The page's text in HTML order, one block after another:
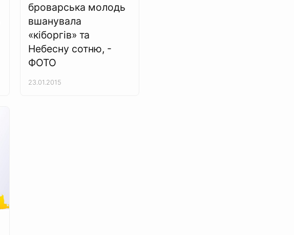
броварська молодь
вшанувала
«кіборгів» та
Небесну сотню, -
ФОТО
23.01.2015